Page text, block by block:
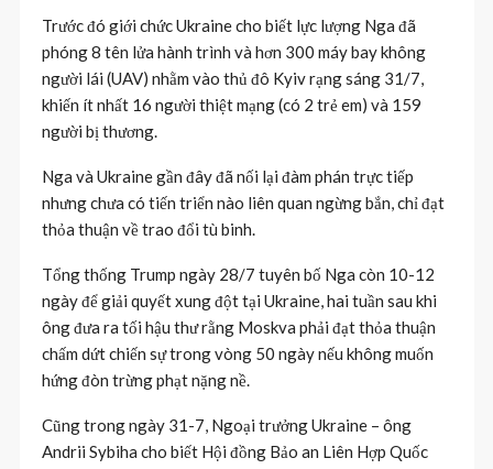
Trước đó giới chức Ukraine cho biết lực lượng Nga đã
phóng 8 tên lửa hành trình và hơn 300 máy bay không
người lái (UAV) nhằm vào thủ đô Kyiv rạng sáng 31/7,
khiến ít nhất 16 người thiệt mạng (có 2 trẻ em) và 159
người bị thương.
Nga và Ukraine gần đây đã nối lại đàm phán trực tiếp
nhưng chưa có tiến triển nào liên quan ngừng bắn, chỉ đạt
thỏa thuận về trao đổi tù binh.
Tổng thống Trump ngày 28/7 tuyên bố Nga còn 10-12
ngày để giải quyết xung đột tại Ukraine, hai tuần sau khi
ông đưa ra tối hậu thư rằng Moskva phải đạt thỏa thuận
chấm dứt chiến sự trong vòng 50 ngày nếu không muốn
hứng đòn trừng phạt nặng nề.
Cũng trong ngày 31-7, Ngoại trưởng Ukraine – ông
Andrii Sybiha cho biết Hội đồng Bảo an Liên Hợp Quốc